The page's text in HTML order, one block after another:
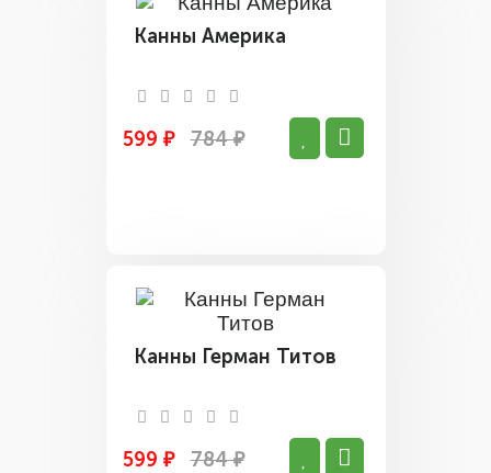
Канны Америка
599 ₽ 784 ₽
Канны Герман Титов
599 ₽ 784 ₽